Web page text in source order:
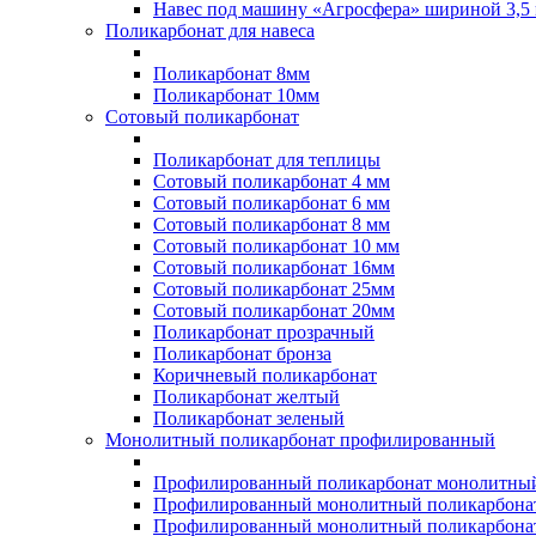
Навес под машину «Агросфера» шириной 3,5
Поликарбонат для навеса
Поликарбонат 8мм
Поликарбонат 10мм
Сотовый поликарбонат
Поликарбонат для теплицы
Сотовый поликарбонат 4 мм
Сотовый поликарбонат 6 мм
Сотовый поликарбонат 8 мм
Сотовый поликарбонат 10 мм
Сотовый поликарбонат 16мм
Сотовый поликарбонат 25мм
Сотовый поликарбонат 20мм
Поликарбонат прозрачный
Поликарбонат бронза
Коричневый поликарбонат
Поликарбонат желтый
Поликарбонат зеленый
Монолитный поликарбонат профилированный
Профилированный поликарбонат
Профилированный монолитный
Профилированный монолитный